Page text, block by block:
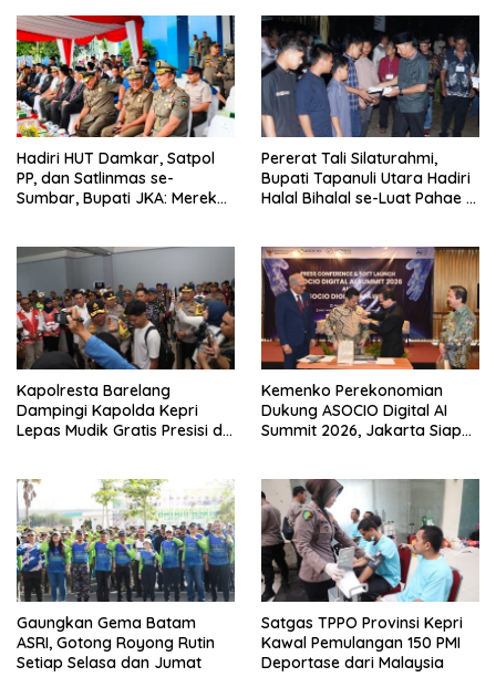
Hadiri HUT Damkar, Satpol
PP, dan Satlinmas se-
Sumbar, Bupati JKA: Mereka
Pererat Tali Silaturahmi,
Bupati Tapanuli Utara Hadiri
Halal Bihalal se-Luat Pahae di
Kapolresta Barelang
Dampingi Kapolda Kepri
Lepas Mudik Gratis Presisi di
Kemenko Perekonomian
Dukung ASOCIO Digital AI
Summit 2026, Jakarta Siap
Gaungkan Gema Batam
ASRI, Gotong Royong Rutin
Setiap Selasa dan Jumat
Satgas TPPO Provinsi Kepri
Kawal Pemulangan 150 PMI
Deportase dari Malaysia